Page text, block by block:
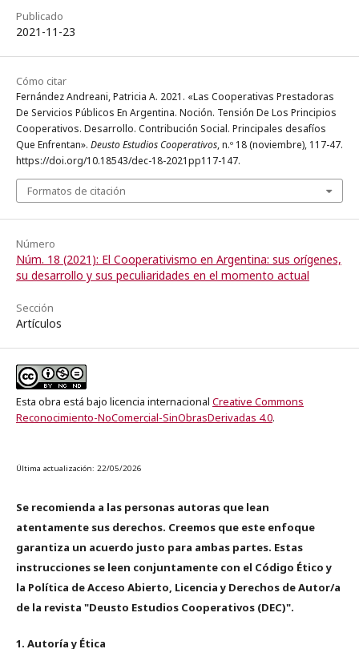
Publicado
2021-11-23
Cómo citar
Fernández Andreani, Patricia A. 2021. «Las Cooperativas Prestadoras
De Servicios Públicos En Argentina. Noción. Tensión De Los Principios
Cooperativos. Desarrollo. Contribución Social. Principales desafíos
Que Enfrentan». Deusto Estudios Cooperativos, n.º 18 (noviembre), 117-47.
https://doi.org/10.18543/dec-18-2021pp117-147.
Formatos de citación
Número
Núm. 18 (2021): El Cooperativismo en Argentina: sus orígenes,
su desarrollo y sus peculiaridades en el momento actual
Sección
Artículos
Esta obra está bajo licencia internacional Creative Commons
Reconocimiento-NoComercial-SinObrasDerivadas 4.0.
Última actualización: 22/05/2026
Se recomienda a las personas autoras que lean
atentamente sus derechos. Creemos que este enfoque
garantiza un acuerdo justo para ambas partes. Estas
instrucciones se leen conjuntamente con el Código Ético y
la Política de Acceso Abierto, Licencia y Derechos de Autor/a
de la revista "Deusto Estudios Cooperativos (DEC)".
1. Autoría y Ética